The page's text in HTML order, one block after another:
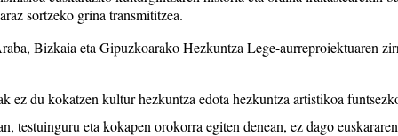
sortzeko grina transmititzea.
Bizkaia eta Gipuzkoarako Hezkuntza Lege-aurreproiektuaren
ez du kokatzen kultur hezkuntza edota hezkuntza artistikoa
testuinguru eta kokapen orokorra egiten denean, ez dago